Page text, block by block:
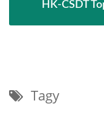
HK-CSDT
Tagy